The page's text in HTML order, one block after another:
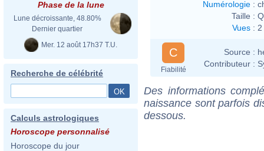
Phase de la lune
Lune décroissante, 48.80%
Dernier quartier
Mer. 12 août 17h37 T.U.
Recherche de célébrité
Calculs astrologiques
Horoscope personnalisé
Horoscope du jour
Numérologie :
Taille :
Vues :
C
Fiabilité
Source :
Contributeur :
Des informations
naissance sont parfois
dessous.